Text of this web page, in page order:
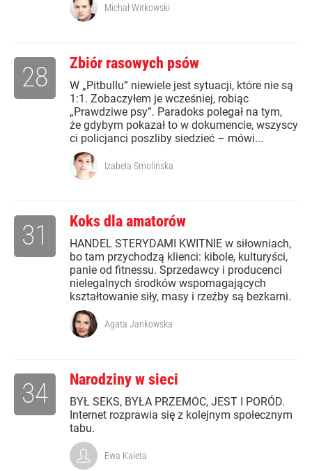
Michał Witkowski
Zbiór rasowych psów
W „Pitbullu” niewiele jest sytuacji, które nie są
1:1. Zobaczyłem je wcześniej, robiąc
„Prawdziwe psy”. Paradoks polegał na tym,
że gdybym pokazał to w dokumencie, wszyscy
ci policjanci poszliby siedzieć – mówi...
28
Izabela Smolińska
Koks dla amatorów
HANDEL STERYDAMI KWITNIE w siłowniach,
bo tam przychodzą klienci: kibole, kulturyści,
panie od fitnessu. Sprzedawcy i producenci
nielegalnych środków wspomagających
kształtowanie siły, masy i rzeźby są bezkarni.
31
Agata Jankowska
Narodziny w sieci
BYŁ SEKS, BYŁA PRZEMOC, JEST I PORÓD.
Internet rozprawia się z kolejnym społecznym
tabu.
34
Ewa Kaleta